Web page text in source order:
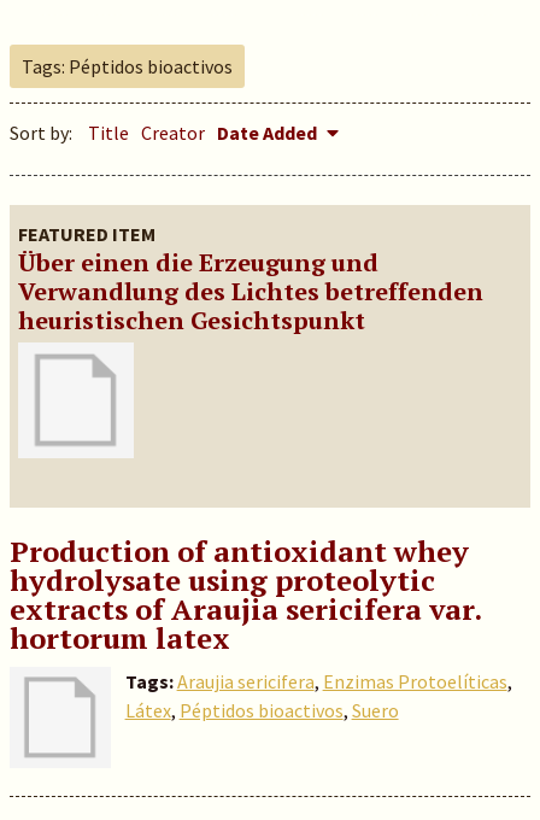
Tags: Péptidos bioactivos
Sort by: Title Creator Date Added
FEATURED ITEM
Über einen die Erzeugung und
Verwandlung des Lichtes betreffenden
heuristischen Gesichtspunkt
Production of antioxidant whey
hydrolysate using proteolytic
extracts of Araujia sericifera var.
hortorum latex
Tags:Araujia sericifera, Enzimas Protoelíticas,
Látex, Péptidos bioactivos, Suero